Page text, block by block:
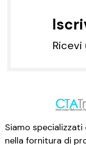
Siamo specializzati
nella fornitura di